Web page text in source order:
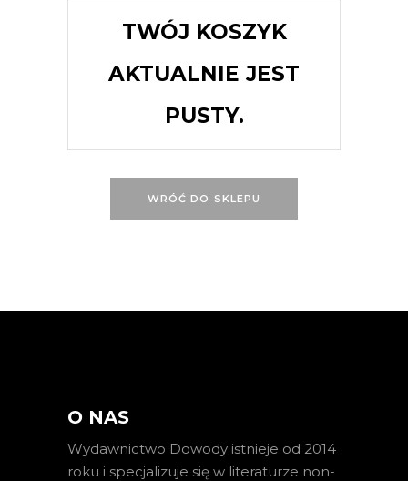
TWÓJ KOSZYK
AKTUALNIE JEST
PUSTY.
WRÓĆ DO SKLEPU
O NAS
Wydawnictwo Dowody istnieje od 2014
roku i specjalizuje się w literaturze non-